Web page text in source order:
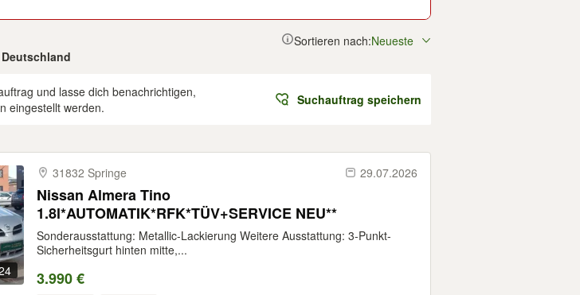
Sortieren nach:Neueste
und lasse dich benachrichtigen,
eingestellt werden.
Suchauftrag speichern
31832 Springe 29.07.2026
Nissan Almera Tino
1.8l*AUTOMATIK*RFK*TÜV+SERVICE NEU**
Sonderausstattung: Metallic-Lackierung Weitere Ausstattung: 3-Punkt-
Sicherheitsgurt hinten mitte,...
3.990 €